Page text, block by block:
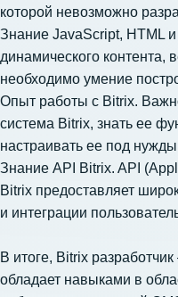
которой невозможно
Знание JavaScript, HTML
динамического контента,
необходимо умение
Опыт работы с Bitrix.
система Bitrix, знать ее
настраивать ее под нужды
Знание API Bitrix. API
Bitrix предоставляет
и интеграции
В итоге, Bitrix
обладает навыками в